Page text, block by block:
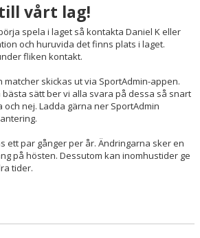
vårt lag!
spela i laget så kontakta Daniel K eller
och huruvida det finns plats i laget.
fliken kontakt.
matcher skickas ut via SportAdmin-appen.
sätt ber vi alla svara på dessa så snart
nej. Ladda gärna ner SportAdmin
ett par gånger per år. Ändringarna sker en
på hösten. Dessutom kan inomhustider ge
tider.